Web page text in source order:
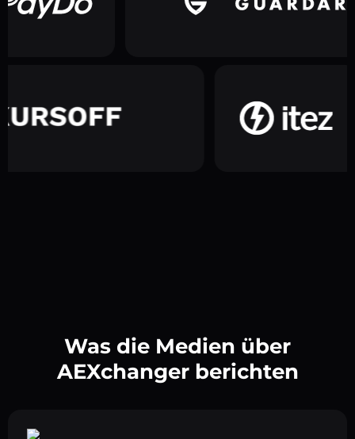
Was die Medien über
AEXchanger berichten